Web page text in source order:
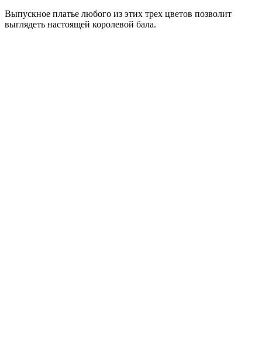
Выпускное платье любого из этих трех цветов позволит
выглядеть настоящей королевой бала.